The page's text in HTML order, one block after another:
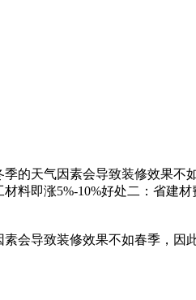
的天气因素会导致装修效果不
料即涨5%-10%好处二：省建
会导致装修效果不如春季，因